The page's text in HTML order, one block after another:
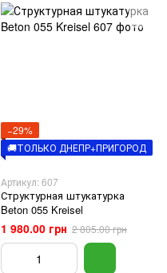
−29%
🚚ТОЛЬКО ДНЕПР+ПРИГОРОД
Артикул: 607
Структурная штукатурка
Beton 055 Kreisel
1 980.00 грн 2 805.00 грн